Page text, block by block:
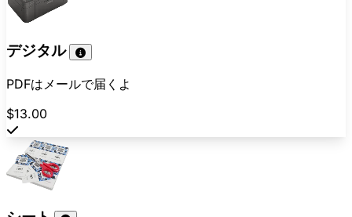
デジタル
PDFはメールで届くよ
$13.00